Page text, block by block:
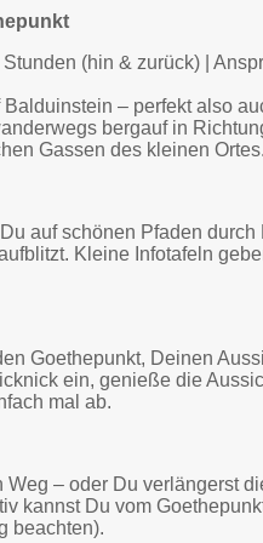
(hin & zurück) |
– perfekt also
bergauf in
Gassen des kleinen Ortes.
auf schönen Pfaden
Kleine Infotafeln
Goethepunkt, Deinen
ein, genieße die
mal ab.
– oder Du verlängerst
kannst Du vom
beachten).